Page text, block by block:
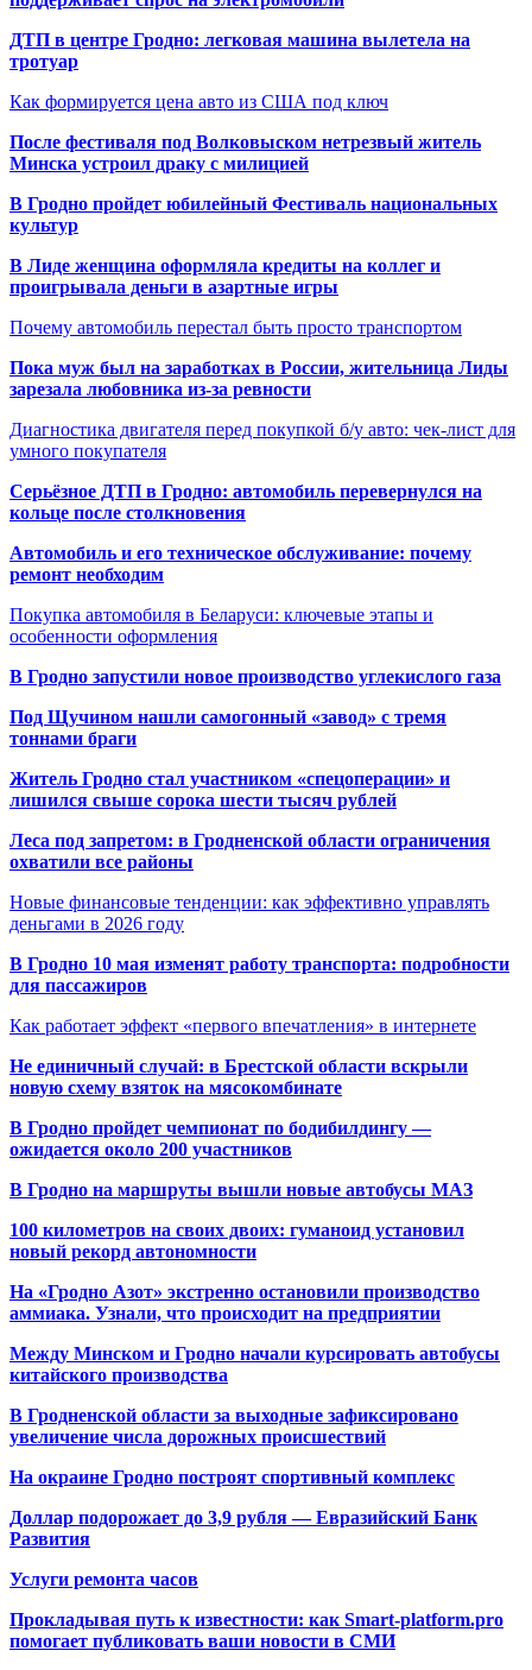
ДТП в центре Гродно: легковая машина вылетела на
тротуар
Как формируется цена авто из США под ключ
После фестиваля под Волковыском нетрезвый житель
Минска устроил драку с милицией
В Гродно пройдет юбилейный Фестиваль национальных
культур
В Лиде женщина оформляла кредиты на коллег и
проигрывала деньги в азартные игры
Почему автомобиль перестал быть просто транспортом
Пока муж был на заработках в России, жительница Лиды
зарезала любовника из-за ревности
Диагностика двигателя перед покупкой б/у авто: чек-лист для
умного покупателя
Серьёзное ДТП в Гродно: автомобиль перевернулся на
кольце после столкновения
Автомобиль и его техническое обслуживание: почему
ремонт необходим
Покупка автомобиля в Беларуси: ключевые этапы и
особенности оформления
В Гродно запустили новое производство углекислого газа
Под Щучином нашли самогонный «завод» с тремя
тоннами браги
Житель Гродно стал участником «спецоперации» и
лишился свыше сорока шести тысяч рублей
Леса под запретом: в Гродненской области ограничения
охватили все районы
Новые финансовые тенденции: как эффективно управлять
деньгами в 2026 году
В Гродно 10 мая изменят работу транспорта: подробности
для пассажиров
Как работает эффект «первого впечатления» в интернете
Не единичный случай: в Брестской области вскрыли
новую схему взяток на мясокомбинате
В Гродно пройдет чемпионат по бодибилдингу —
ожидается около 200 участников
В Гродно на маршруты вышли новые автобусы МАЗ
100 километров на своих двоих: гуманоид установил
новый рекорд автономности
На «Гродно Азот» экстренно остановили производство
аммиака. Узнали, что происходит на предприятии
Между Минском и Гродно начали курсировать автобусы
китайского производства
В Гродненской области за выходные зафиксировано
увеличение числа дорожных происшествий
На окраине Гродно построят спортивный комплекс
Доллар подорожает до 3,9 рубля — Евразийский Банк
Развития
Услуги ремонта часов
Прокладывая путь к известности: как Smart-platform.pro
помогает публиковать ваши новости в СМИ